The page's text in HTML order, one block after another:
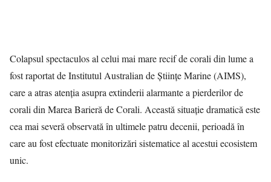
Colapsul spectaculos al celui mai mare recif de corali din lume a
fost raportat de Institutul Australian de Științe Marine (AIMS),
care a atras atenția asupra extinderii alarmante a pierderilor de
corali din Marea Barieră de Corali. Această situație dramatică este
cea mai severă observată în ultimele patru decenii, perioadă în
care au fost efectuate monitorizări sistematice al acestui ecosistem
unic.